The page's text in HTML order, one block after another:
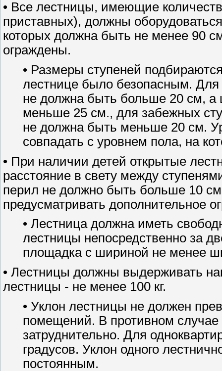
• Все лестницы, имеющие
приставных), должны
которых должна быть не менее 90
ограждены.
• Размеры ступеней
лестнице было безопасным.
не должна быть больше 20 см, а
меньше 25 см., для забежных
не должна быть меньше 20 см.
совпадать с уровнем пола, на
• При наличии детей открытые
расстояние в свету между
перил не должно быть больше 10
предусматривать дополнительное
• Лестница должна иметь
лестницы непосредственно за
площадка с шириной не менее
• Лестницы должны выдерживать
лестницы - не менее 100 кг.
• Уклон лестницы не должен
помещений. В противном случае
затруднительно. Для
градусов. Уклон одного
постоянным.